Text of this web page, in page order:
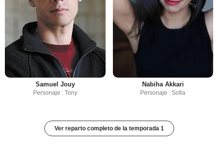
Samuel Jouy
Personaje : Tony
Nabiha Akkari
Personaje : Sofia
Ver reparto completo de la temporada 1